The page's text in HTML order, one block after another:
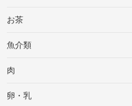
お茶
魚介類
肉
卵・乳